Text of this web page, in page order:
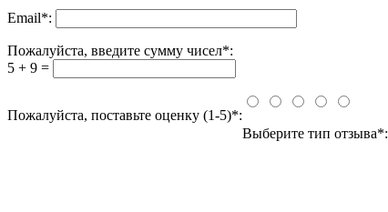
Email*:
Пожалуйста, введите сумму чисел*:
5 + 9 =
Пожалуйста, поставьте оценку (1-5)*:
Выберите тип отзыва*: